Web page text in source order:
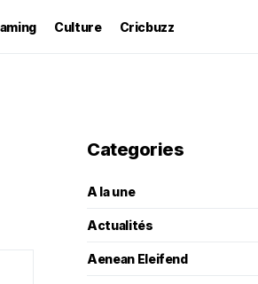
Culture Cricbuzz
Categories
A la une
Actualités
Aenean Eleifend